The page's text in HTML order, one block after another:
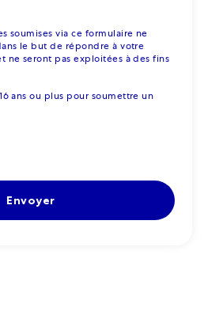
soumises via ce formulaire ne
le but de répondre à votre
ne seront pas exploitées à des fins
ans ou plus pour soumettre un